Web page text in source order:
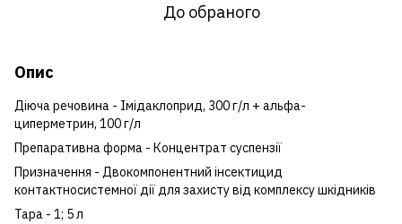
До обраного
Опис
Діюча речовина - Імідаклоприд, 300 г/л + альфа-
циперметрин, 100 г/л
Препаративна форма - Концентрат суспензії
Призначення - Двокомпонентний інсектицид
контактносистемної дії для захисту від комплексу шкідників
Тара - 1; 5 л